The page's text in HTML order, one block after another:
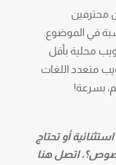
محترفين
في الموضوع.
ويب محلية بأقل
متعدد اللغات
بسرعة!
أو تحتاج
اتصل هنا